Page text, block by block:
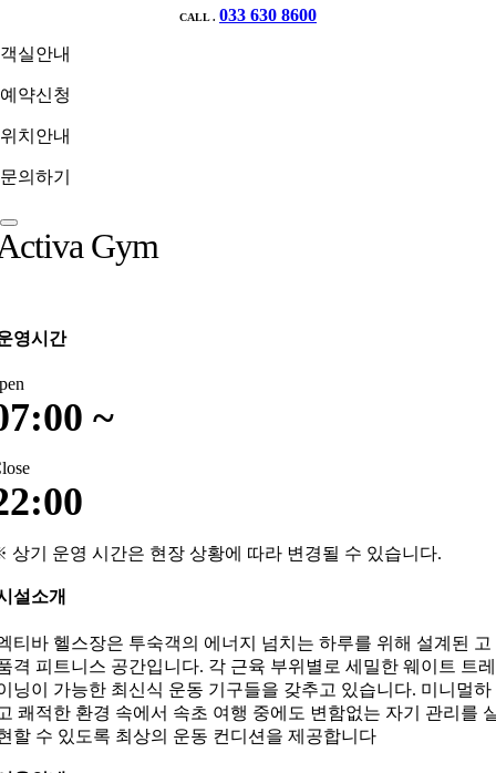
CALL . 033 630 8600
객실안내
예약신청
위치안내
문의하기
Gym
영시간
~
상기 운영 시간은 현장 상황에 따라 변경될 수 있습니다.
설소개
티바 헬스장은 투숙객의 에너지 넘치는 하루를 위해 설계된 고
격 피트니스 공간입니다. 각 근육 부위별로 세밀한 웨이트 트레
닝이 가능한 최신식 운동 기구들을 갖추고 있습니다. 미니멀하
쾌적한 환경 속에서 속초 여행 중에도 변함없는 자기 관리를
할 수 있도록 최상의 운동 컨디션을 제공합니다